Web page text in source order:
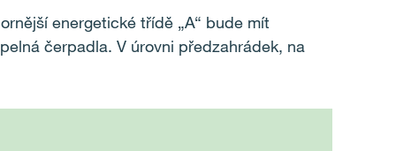
energetické třídě „A“ bude mít
čerpadla. V úrovni předzahrádek, na